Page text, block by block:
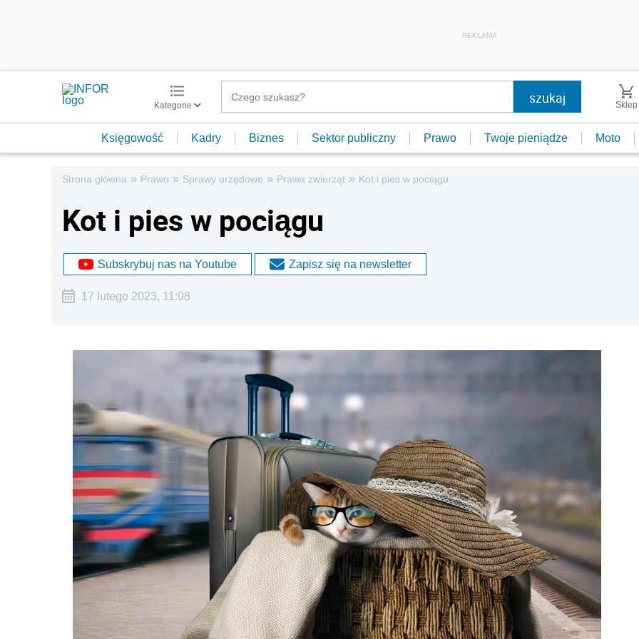
REKLAMA
Kategorie Sklep
Księgowość Kadry Biznes Sektor publiczny Prawo Twoje pieniądze Moto
Strona główna » Prawo » Sprawy urzędowe » Prawa zwierząt » Kot i pies w pociągu
Kot i pies w pociągu
Subskrybuj nas na Youtube Zapisz się na newsletter
17 lutego 2023, 11:08